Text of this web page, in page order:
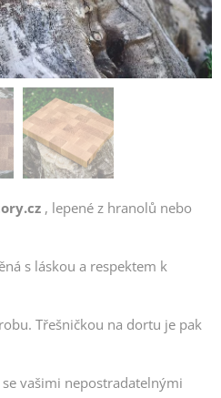
, lepené z hranolů nebo
s láskou a respektem k
Třešničkou na dortu je pak
vašimi nepostradatelnými